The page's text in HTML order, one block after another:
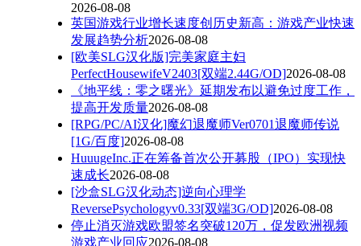
2026-08-08
英国游戏行业增长速度创历史新高：游戏产业快速
发展趋势分析2026-08-08
[欧美SLG汉化版]完美家庭主妇
PerfectHousewifeV2403[双端2.44G/OD]2026-08-08
《地平线：零之曙光》延期发布以避免过度工作，
提高开发质量2026-08-08
[RPG/PC/AI汉化]魔幻退魔师Ver0701退魔师传说
[1G/百度]2026-08-08
HuuugeInc.正在筹备首次公开募股（IPO）实现快
速成长2026-08-08
[沙盒SLG汉化动态]逆向心理学
ReversePsychologyv0.33[双端3G/OD]2026-08-08
停止消灭游戏欧盟签名突破120万，促发欧洲视频
游戏产业回应2026-08-08